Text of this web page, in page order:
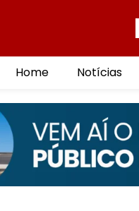
Home Notícias